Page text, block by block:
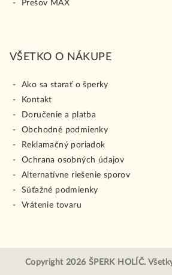
Prešov MAX
VŠETKO O NÁKUPE
Ako sa starať o šperky
Kontakt
Doručenie a platba
Obchodné podmienky
Reklamačný poriadok
Ochrana osobných údajov
Alternatívne riešenie sporov
Súťažné podmienky
Vrátenie tovaru
Copyright 2026 ŠPERK HOLÍČ.